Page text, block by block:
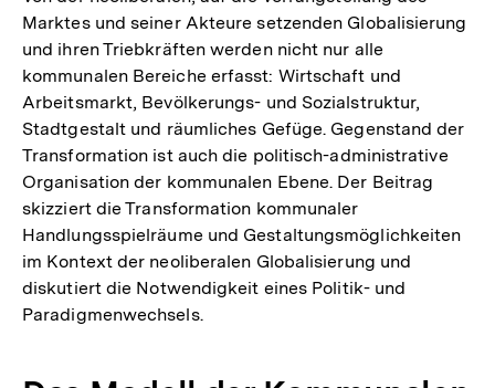
Marktes und seiner Akteure setzenden Globalisierung
und ihren Triebkräften werden nicht nur alle
kommunalen Bereiche erfasst: Wirtschaft und
Arbeitsmarkt, Bevölkerungs- und Sozialstruktur,
Stadtgestalt und räumliches Gefüge. Gegenstand der
Transformation ist auch die politisch-administrative
Organisation der kommunalen Ebene. Der Beitrag
skizziert die Transformation kommunaler
Handlungsspielräume und Gestaltungsmöglichkeiten
im Kontext der neoliberalen Globalisierung und
diskutiert die Notwendigkeit eines Politik- und
Paradigmenwechsels.